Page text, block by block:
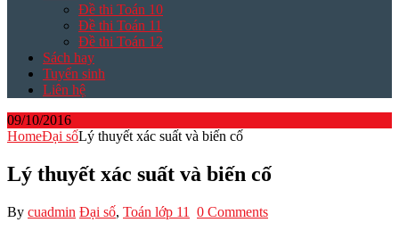
Đề thi Toán 10
Đề thi Toán 11
Đề thi Toán 12
Sách hay
Tuyển sinh
Liên hệ
09/10/2016
HomeĐại sốLý thuyết xác suất và biến cố
Lý thuyết xác suất và biến cố
By cuadmin Đại số, Toán lớp 11 0 Comments